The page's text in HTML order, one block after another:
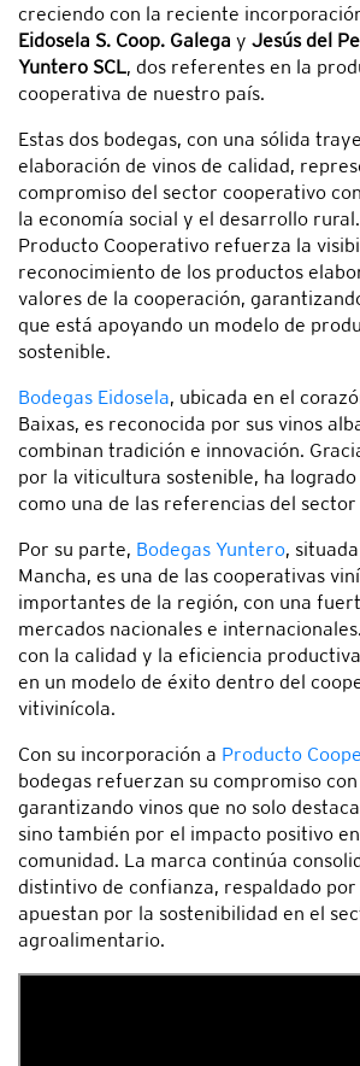
creciendo con la reciente
Eidosela S. Coop. Galega y Jesús del
Yuntero SCL, dos referentes en la
cooperativa de nuestro país.
Estas dos bodegas, con una sólida
elaboración de vinos de calidad,
compromiso del sector cooperativo
la economía social y el desarrollo
Producto Cooperativo refuerza la
reconocimiento de los productos
valores de la cooperación,
que está apoyando un modelo de
sostenible.
Bodegas Eidosela, ubicada en el
Baixas, es reconocida por sus vinos
combinan tradición e innovación.
por la viticultura sostenible, ha
como una de las referencias del sector
Por su parte, Bodegas Yuntero,
Mancha, es una de las cooperativas
importantes de la región, con una
mercados nacionales e
con la calidad y la eficiencia
en un modelo de éxito dentro del
vitivinícola.
Con su incorporación a Producto
bodegas refuerzan su compromiso
garantizando vinos que no solo
sino también por el impacto positivo
comunidad. La marca continúa
distintivo de confianza, respaldado
apuestan por la sostenibilidad en el
agroalimentario.